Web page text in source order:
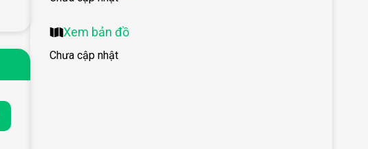
Xem bản đồ
Chưa cập nhật